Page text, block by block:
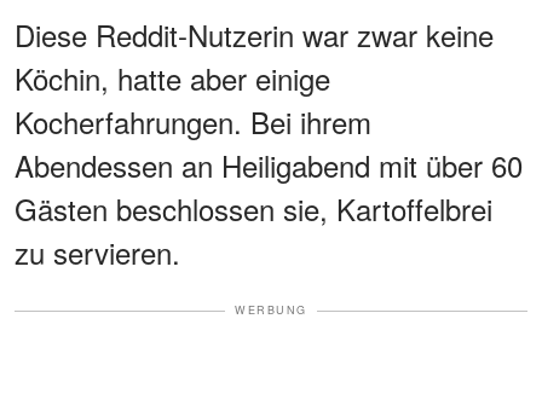
Diese Reddit-Nutzerin war zwar keine
Köchin, hatte aber einige
Kocherfahrungen. Bei ihrem
Abendessen an Heiligabend mit über 60
Gästen beschlossen sie, Kartoffelbrei
zu servieren.
WERBUNG